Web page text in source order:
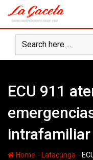
content
ECU 911
Home - Latacunga -